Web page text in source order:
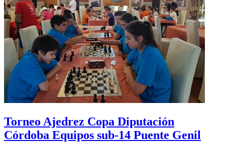
Torneo Ajedrez Copa Diputación
Córdoba Equipos sub-14 Puente Genil